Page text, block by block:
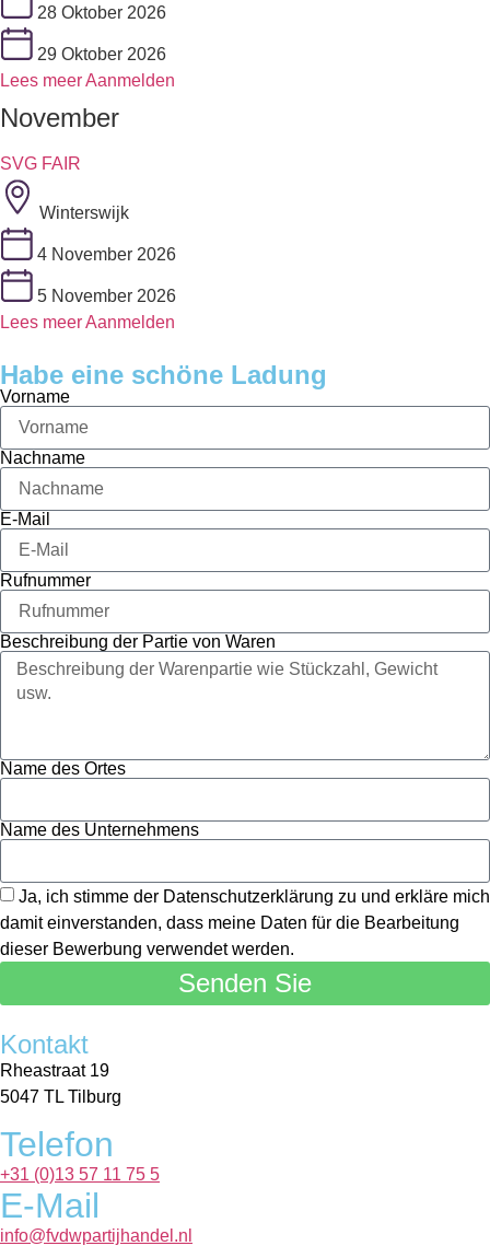
28 Oktober 2026
29 Oktober 2026
Lees meerAanmelden
November
SVG FAIR
Winterswijk
4 November 2026
5 November 2026
Lees meerAanmelden
Habe eine schöne Ladung
Vorname
Nachname
E-Mail
Rufnummer
Beschreibung der Partie von Waren
Name des Ortes
Name des Unternehmens
Ja, ich stimme der Datenschutzerklärung zu und erkläre mich
damit einverstanden, dass meine Daten für die Bearbeitung
dieser Bewerbung verwendet werden.
Senden Sie
Kontakt
Rheastraat 19
5047 TL Tilburg
Telefon
+31 (0)13 57 11 75 5
E-Mail
info@fvdwpartijhandel.nl